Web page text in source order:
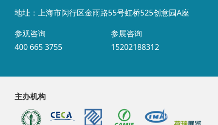
地址：上海市闵行区金雨路55号虹桥525创意园A座
参观咨询
400 665 3755
参展咨询
15202188312
主办机构